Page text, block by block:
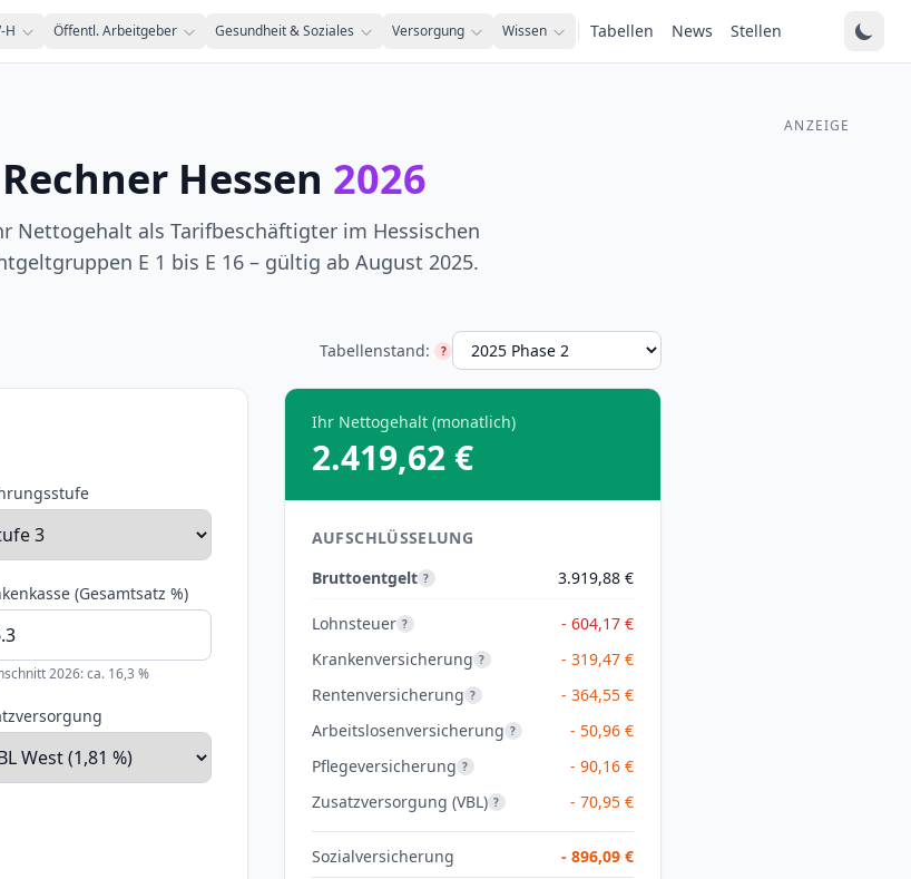
H Öffentl. Arbeitgeber Gesundheit & Soziales Versorgung Wissen Tabellen News Stellen
Hessen 2026
Nettogehalt als Tarifbeschäftigter im Hessischen
E 1 bis E 16 – gültig ab August 2025.
Tabellenstand: Tabellenstand-Hilfe
?
(Gesamtsatz %)
2026: ca. 16,3 %
Ihr Nettogehalt (monatlich)
2.419,62 €
AUFSCHLÜSSELUNG
Bruttoentgelt ? 3.919,88 €
Lohnsteuer ?
- 604,17 €
Krankenversicherung ?
- 319,47 €
Rentenversicherung ?
- 364,55 €
Arbeitslosenversicherung ?
- 50,96 €
Pflegeversicherung ?
- 90,16 €
Zusatzversorgung (VBL) ? - 70,95 €
Sozialversicherung - 896,09 €
ANZEIGE